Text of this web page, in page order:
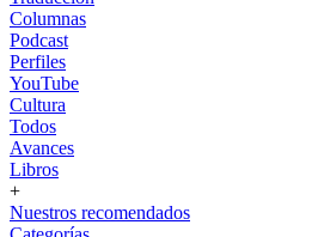
Columnas
Podcast
Perfiles
YouTube
Cultura
Todos
Avances
Libros
+
Nuestros recomendados